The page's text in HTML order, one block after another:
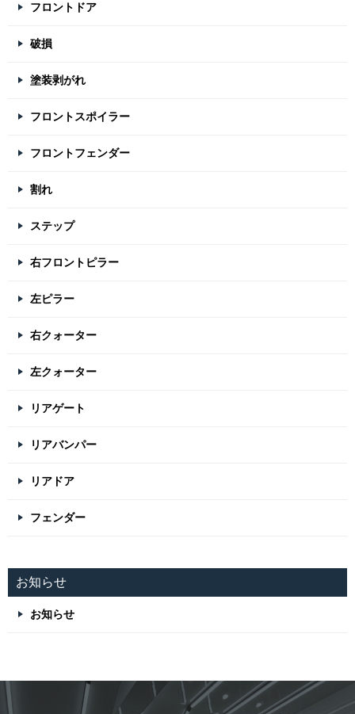
フロントドア
破損
塗装剥がれ
フロントスポイラー
フロントフェンダー
割れ
ステップ
右フロントピラー
左ピラー
右クォーター
左クォーター
リアゲート
リアバンパー
リアドア
フェンダー
お知らせ
お知らせ